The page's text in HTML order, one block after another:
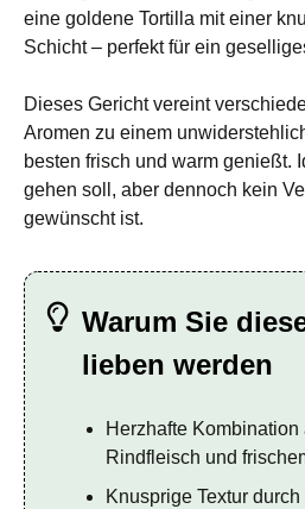
eine goldene Tortilla mit einer
Schicht – perfekt für ein
Dieses Gericht vereint
Aromen zu einem
besten frisch und warm genießt.
gehen soll, aber dennoch kein
gewünscht ist.
Warum Sie
lieben werden
Herzhafte
Rindfleisch und
Knusprige Textur